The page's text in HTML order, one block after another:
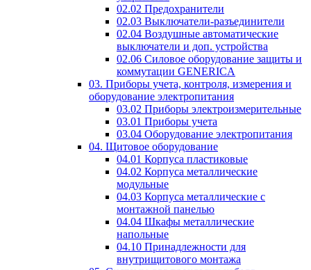
02.02 Предохранители
02.03 Выключатели-разъединители
02.04 Воздушные автоматические
выключатели и доп. устройства
02.06 Силовое оборудование защиты и
коммутации GENERICA
03. Приборы учета, контроля, измерения и
оборудование электропитания
03.02 Приборы электроизмерительные
03.01 Приборы учета
03.04 Оборудование электропитания
04. Щитовое оборудование
04.01 Корпуса пластиковые
04.02 Корпуса металлические
модульные
04.03 Корпуса металлические с
монтажной панелью
04.04 Шкафы металлические
напольные
04.10 Принадлежности для
внутрищитового монтажа